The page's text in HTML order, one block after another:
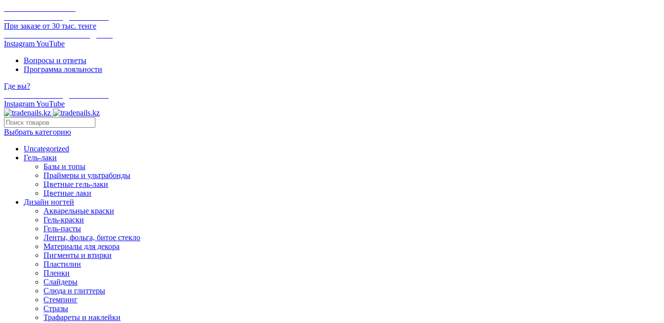
При заказе от 30 тыс. тенге
InstagramYouTube
Вопросы и ответы
Программа лояльности
Где вы?
InstagramYouTube
Выбрать категорию
Uncategorized
Гель-лаки
Базы и топы
Праймеры и ультрабонды
Цветные гель-лаки
Цветные лаки
Дизайн ногтей
Акварельные краски
Гель-краски
Гель-пасты
Ленты, фольга, битое стекло
Материалы для декора
Пигменты и втирки
Пластилин
Пленки
Слайдеры
Слюда и глиттеры
Стемпинг
Стразы
Трафареты и наклейки